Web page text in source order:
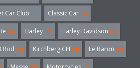
Car Club (3) Classic Car (3)
(6) Harley (7) Harley Davidson (3)
Rod (4) Kirchberg CH (4) Le Baron (4)